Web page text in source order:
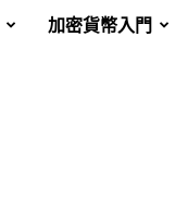
加密貨幣入門